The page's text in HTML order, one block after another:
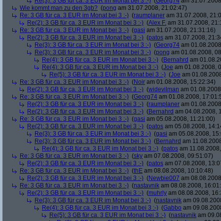
Wie kommt man zu den 3gb? (pong am 31.07.2008, 21:02:47)
Re: 3 GB für ca. 3 EUR im Monat bei 3 :-) (raumplaner am 31.07.2008,
Re(2): 3 GB für ca. 3 EUR im Monat bei 3 :-) (Alex F. am 31.07.2008,
Re: 3 GB für ca. 3 EUR im Monat bei 3 :-) (gasi am 31.07.2008, 21:31:16)
Re(2): 3 GB für ca. 3 EUR im Monat bei 3 :-) (patos am 31.07.2008,
Re(3): 3 GB für ca. 3 EUR im Monat bei 3 :-) (Georg74 am
Re(3): 3 GB für ca. 3 EUR im Monat bei 3 :-) (pong am 01.08.2008,
Re(4): 3 GB für ca. 3 EUR im Monat bei 3 :-) (Bernahrd am
Re(4): 3 GB für ca. 3 EUR im Monat bei 3 :-) (Joe am 01.08.2008,
Re(5): 3 GB für ca. 3 EUR im Monat bei 3 :-) (Joe am
Re: 3 GB für ca. 3 EUR im Monat bei 3 :-) (Noir am 01.08.2008, 15:22:34)
Re(2): 3 GB für ca. 3 EUR im Monat bei 3 :-) (widevilman am
Re: 3 GB für ca. 3 EUR im Monat bei 3 :-) (Georg74 am 01.08.2008,
Re(2): 3 GB für ca. 3 EUR im Monat bei 3 :-) (raumplaner am
Re(2): 3 GB für ca. 3 EUR im Monat bei 3 :-) (Bernahrd am 04.08.2008,
Re: 3 GB für ca. 3 EUR im Monat bei 3 :-) (gasi am 05.08.2008, 11:21:00)
Re(2): 3 GB für ca. 3 EUR im Monat bei 3 :-) (patos am 05.08.2008,
Re(3): 3 GB für ca. 3 EUR im Monat bei 3 :-) (gasi am 05.08.2008,
Re(3): 3 GB für ca. 3 EUR im Monat bei 3 :-) (Bernahrd am
Re(4): 3 GB für ca. 3 EUR im Monat bei 3 :-) (patos am
Re: 3 GB für ca. 3 EUR im Monat bei 3 :-) (sky am 07.08.2008, 09:51:07)
Re(2): 3 GB für ca. 3 EUR im Monat bei 3 :-) (patos am 07.08.2008,
Re: 3 GB für ca. 3 EUR im Monat bei 3 :-) (thE am 08.08.2008, 10:10:48)
Re(2): 3 GB für ca. 3 EUR im Monat bei 3 :-) (Newbie007 am
Re: 3 GB für ca. 3 EUR im Monat bei 3 :-) (nastavnik am 08.08.2008,
Re(2): 3 GB für ca. 3 EUR im Monat bei 3 :-) (muhrly am 08.08.2008,
Re(3): 3 GB für ca. 3 EUR im Monat bei 3 :-) (nastavnik am
Re(4): 3 GB für ca. 3 EUR im Monat bei 3 :-) (Gabbo am
Re(5): 3 GB für ca. 3 EUR im Monat bei 3 :-) (nastavnik am